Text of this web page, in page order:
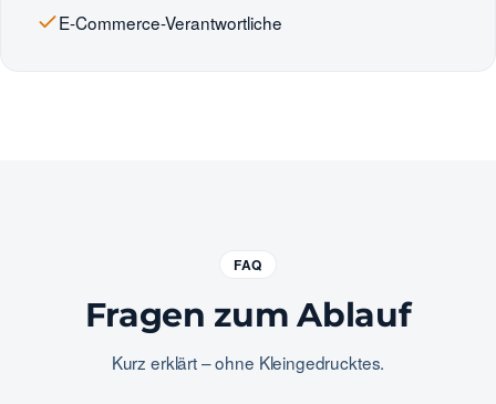
E-Commerce-Verantwortliche
FAQ
Fragen zum Ablauf
Kurz erklärt – ohne Kleingedrucktes.